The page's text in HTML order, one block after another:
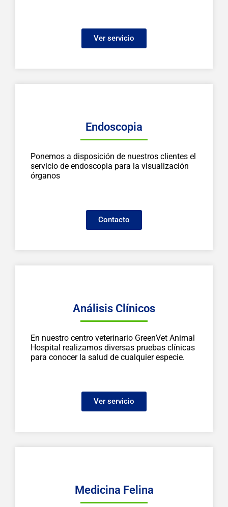
Ver servicio
Endoscopia
Ponemos a disposición de nuestros clientes el
servicio de endoscopia para la visualización
órganos
Contacto
Análisis Clínicos
En nuestro centro veterinario GreenVet Animal
Hospital realizamos diversas pruebas clínicas
para conocer la salud de cualquier especie.
Ver servicio
Medicina Felina